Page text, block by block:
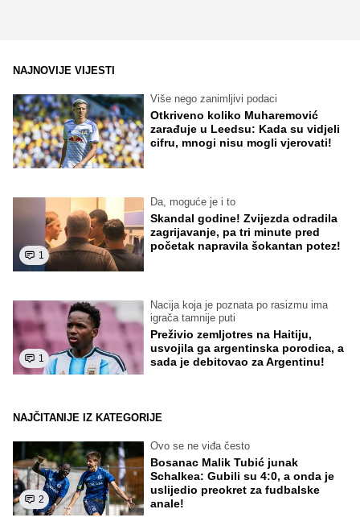
NAJNOVIJE VIJESTI
Više nego zanimljivi podaci
Otkriveno koliko Muharemović
zarađuje u Leedsu: Kada su vidjeli
cifru, mnogi nisu mogli vjerovati!
1
Da, moguće je i to
Skandal godine! Zvijezda odradila
zagrijavanje, pa tri minute pred
početak napravila šokantan potez!
1
Nacija koja je poznata po rasizmu ima
igrača tamnije puti
Preživio zemljotres na Haitiju,
usvojila ga argentinska porodica, a
sada je debitovao za Argentinu!
NAJČITANIJE IZ KATEGORIJE
2
Ovo se ne viđa često
Bosanac Malik Tubić junak
Schalkea: Gubili su 4:0, a onda je
uslijedio preokret za fudbalske
anale!